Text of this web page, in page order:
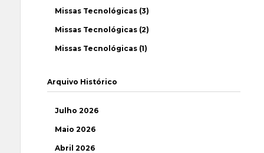
Missas Tecnológicas (3)
Missas Tecnológicas (2)
Missas Tecnológicas (1)
Arquivo Histórico
Julho 2026
Maio 2026
Abril 2026